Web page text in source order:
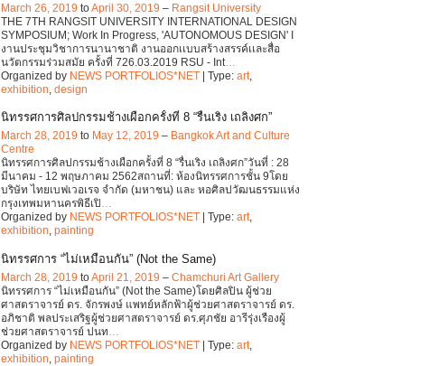
March 26, 2019 toApril 30, 2019 – Rangsit University
THE 7TH RANGSIT UNIVERSITY INTERNATIONAL DESIGN
SYMPOSIUM; Work In Progress, 'AUTONOMOUS DESIGN' I
งานประชุมวิชาการนานาชาติ งานออกเเบบสร้างสรรค์เเละสื่อ
นวัตกรรมร่วมสมัย ครั้งที่ 726.03.2019 RSU - Int
Organized by NEWS PORTFOLIOS*NET | Type: art
exhibition design
นิทรรศการศิลปกรรมช้างเผือกครั้งที่ 8 “รื่นเริง เถลิงศก”
March 28, 2019 to May 12, 2019 – Bangkok Art and Culture
Centre
นิทรรศการศิลปกรรมช้างเผือกครั้งที่ 8 “รื่นเริง เถลิงศก”วันที่ : 28
มีนาคม - 12 พฤษภาคม 2562สถานที่: ห้องนิทรรศการชั้น 9โดย
บริษัท ไทยเบฟเวอเรจ จำกัด (มหาชน) และ หอศิลปวัฒนธรรมแห่ง
กรุงเทพมหานครพิธีเปิ …
Organized by NEWS PORTFOLIOS*NET | Type: art,
exhibition, painting
นิทรรศการ “ไม่เหมือนกัน” (Not the Same)
March 28, 2019 toApril 21, 2019 – Chamchuri Art Gallery
นิทรรศการ “ไม่เหมือนกัน” (Not the Same)โดยศิลปิน ผู้ช่วย
ศาสตราจารย์ ดร. จักรพงษ์ แพทย์หลักฟ้าผู้ช่วยศาสตราจารย์ ดร.
อภิชาติ พลประเสริฐผู้ช่วยศาสตราจารย์ ดร.ศุภชัย อารีรุ่งเรืองผู้
ช่วยศาสตราจารย์ ปนท…
Organized by NEWS PORTFOLIOS*NET | Type: art,
exhibition, painting